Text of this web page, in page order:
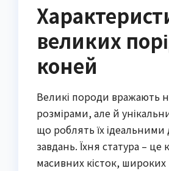
великих
коней
Великі породи вражають
розмірами, але й
що роблять їх
завдань. Їхня статура – це
масивних кісток, широких